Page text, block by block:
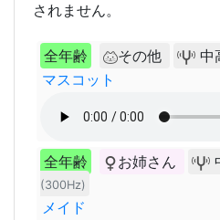
されません。
全年齢 その他 中
マスコット
全年齢 お姉さん
(300Hz)
メイド